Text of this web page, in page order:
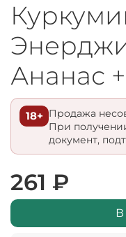
Энерджи
Ананас
18+
Продажа
При
документ,
261 ₽
В